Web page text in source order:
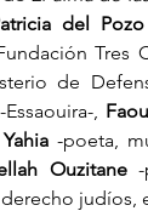
del Pozo
Tres
de
,
-poeta,
Ouzitane -
judíos,